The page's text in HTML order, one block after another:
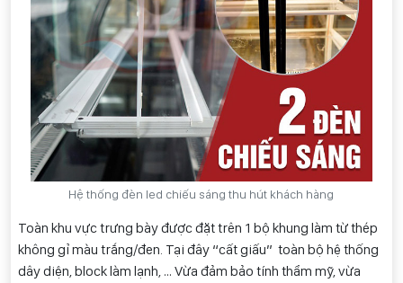
Hệ thống đèn led chiếu sáng thu hút khách hàng
Toàn khu vực trưng bày được đặt trên 1 bộ khung làm từ thép
không gỉ màu trắng/đen. Tại đây “cất giấu” toàn bộ hệ thống
dây diện, block làm lạnh, … Vừa đảm bảo tính thẩm mỹ, vừa